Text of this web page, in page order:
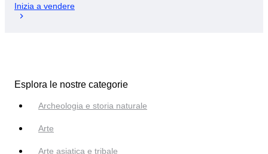
Inizia a vendere
Esplora le nostre categorie
Archeologia e storia naturale
Arte
Arte asiatica e tribale